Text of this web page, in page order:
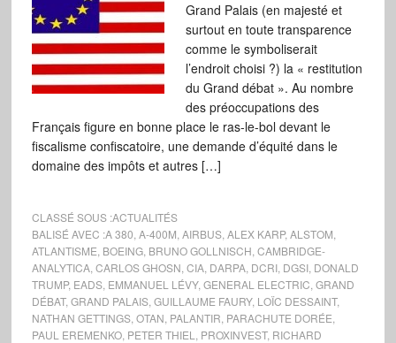
Grand Palais (en majesté et
surtout en toute transparence
comme le symboliserait
l’endroit choisi ?) la « restitution
du Grand débat ». Au nombre
des préoccupations des
Français figure en bonne place le ras-le-bol devant le
fiscalisme confiscatoire, une demande d’équité dans le
domaine des impôts et autres […]
CLASSÉ SOUS :ACTUALITÉS
BALISÉ AVEC :A 380 A-400M AIRBUS, ALEX KARP, ALSTOM
ATLANTISME BOEING, BRUNO GOLLNISCH CAMBRIDGE-
ANALYTICA, CARLOS GHOSN CIA, DARPA, DCRI, DGSI, DONALD
TRUMP, EADS, EMMANUEL LÉVY, GENERAL ELECTRIC GRAND
DÉBAT, GRAND PALAIS, GUILLAUME FAURY, LOÏC DESSAINT,
NATHAN GETTINGS, OTAN PALANTIR PARACHUTE DORÉE
PAUL EREMENKO, PETER THIEL PROXINVEST, RICHARD